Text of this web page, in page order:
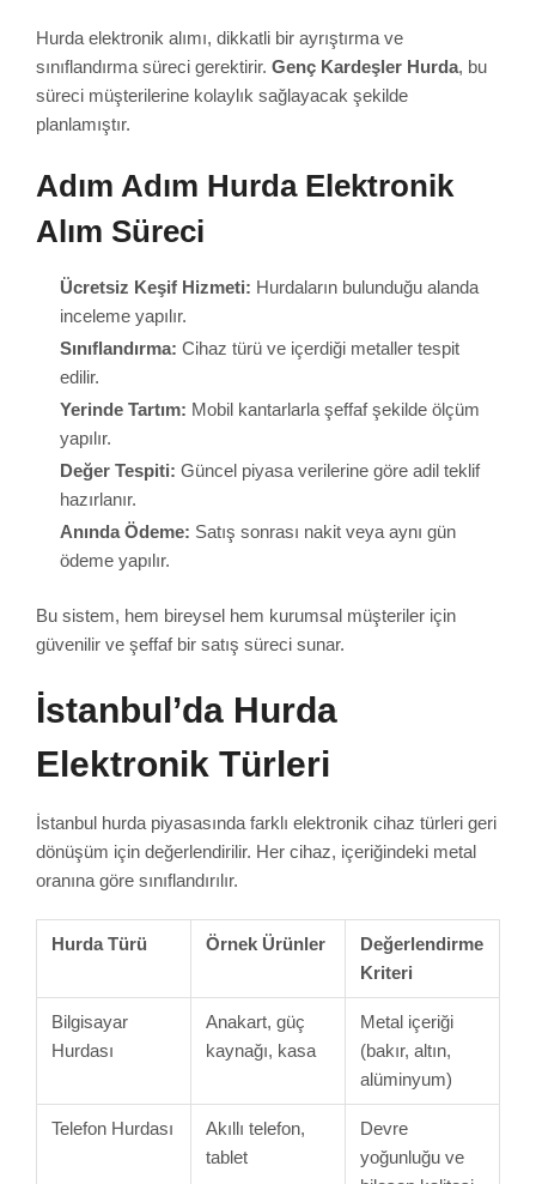
Hurda elektronik alımı, dikkatli bir ayrıştırma ve
sınıflandırma süreci gerektirir. Genç Kardeşler Hurda, bu
süreci müşterilerine kolaylık sağlayacak şekilde
planlamıştır.
Adım Adım Hurda Elektronik
Alım Süreci
Ücretsiz Keşif Hizmeti: Hurdaların bulunduğu alanda
inceleme yapılır.
Sınıflandırma: Cihaz türü ve içerdiği metaller tespit
edilir.
Yerinde Tartım: Mobil kantarlarla şeffaf şekilde ölçüm
yapılır.
Değer Tespiti: Güncel piyasa verilerine göre adil teklif
hazırlanır.
Anında Ödeme: Satış sonrası nakit veya aynı gün
ödeme yapılır.
Bu sistem, hem bireysel hem kurumsal müşteriler için
güvenilir ve şeffaf bir satış süreci sunar.
İstanbul’da Hurda
Elektronik Türleri
İstanbul hurda piyasasında farklı elektronik cihaz türleri geri
dönüşüm için değerlendirilir. Her cihaz, içeriğindeki metal
oranına göre sınıflandırılır.
Hurda Türü Örnek Ürünler
Değerlendirme
Kriteri
Bilgisayar
Hurdası
Anakart, güç
kaynağı, kasa
Metal içeriği
(bakır, altın,
alüminyum)
Telefon Hurdası
Akıllı telefon,
tablet
Devre
yoğunluğu ve